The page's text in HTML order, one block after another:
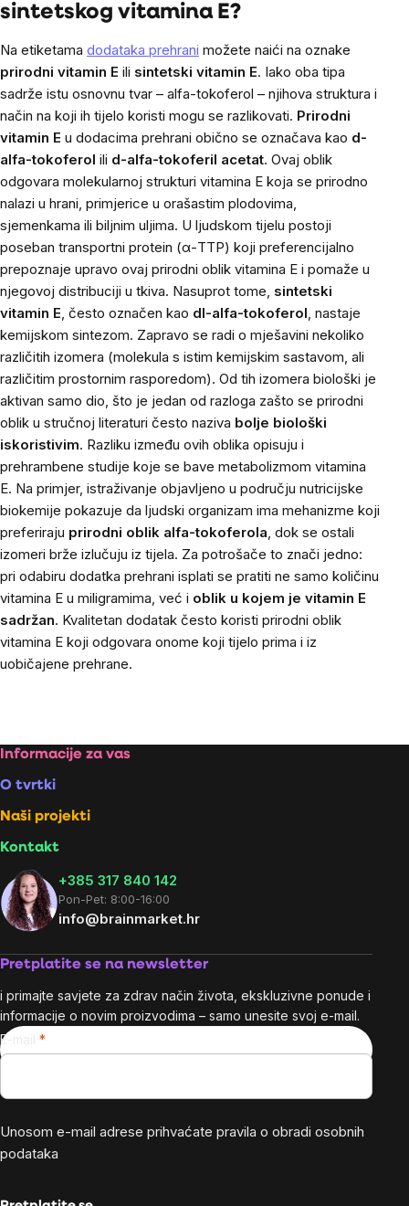
sintetskog vitamina E?
Na etiketama dodataka prehrani možete naići na oznake
prirodni vitamin E ili sintetski vitamin E. Iako oba tipa
sadrže istu osnovnu tvar – alfa-tokoferol – njihova struktura i
način na koji ih tijelo koristi mogu se razlikovati. Prirodni
vitamin E u dodacima prehrani obično se označava kao d-
alfa-tokoferol ili d-alfa-tokoferil acetat. Ovaj oblik
odgovara molekularnoj strukturi vitamina E koja se prirodno
nalazi u hrani, primjerice u orašastim plodovima,
sjemenkama ili biljnim uljima. U ljudskom tijelu postoji
poseban transportni protein (α-TTP) koji preferencijalno
prepoznaje upravo ovaj prirodni oblik vitamina E i pomaže u
njegovoj distribuciji u tkiva. Nasuprot tome, sintetski
vitamin E, često označen kao dl-alfa-tokoferol, nastaje
kemijskom sintezom. Zapravo se radi o mješavini nekoliko
različitih izomera (molekula s istim kemijskim sastavom, ali
različitim prostornim rasporedom). Od tih izomera biološki je
aktivan samo dio, što je jedan od razloga zašto se prirodni
oblik u stručnoj literaturi često naziva bolje biološki
iskoristivim. Razliku između ovih oblika opisuju i
prehrambene studije koje se bave metabolizmom vitamina
E. Na primjer, istraživanje objavljeno u području nutricijske
biokemije pokazuje da ljudski organizam ima mehanizme koji
preferiraju prirodni oblik alfa-tokoferola, dok se ostali
izomeri brže izlučuju iz tijela. Za potrošače to znači jedno:
pri odabiru dodatka prehrani isplati se pratiti ne samo količinu
vitamina E u miligramima, već i oblik u kojem je vitamin E
sadržan. Kvalitetan dodatak često koristi prirodni oblik
vitamina E koji odgovara onome koji tijelo prima i iz
uobičajene prehrane.
Footer
Informacije za vas
O tvrtki
Naši projekti
Kontakt
+385 317 840 142
Pon-Pet: 8:00-16:00
info@brainmarket.hr
Pretplatite se na newsletter
i primajte savjete za zdrav način života, ekskluzivne ponude i
informacije o novim proizvodima – samo unesite svoj e-mail.
E-mail
Unosom e-mail adrese prihvaćate pravila o obradi osobnih
podataka